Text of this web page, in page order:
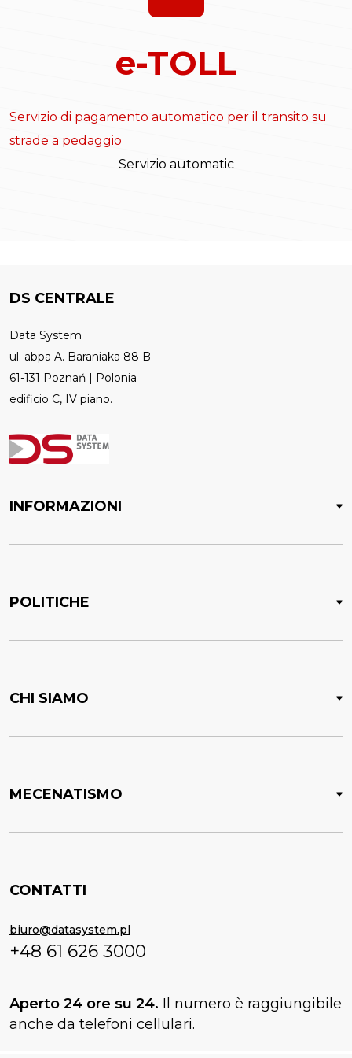
e-TOLL
Servizio di pagamento automatico per il transito su
strade a pedaggio
Servizio automatic
DS CENTRALE
Data System
ul. abpa A. Baraniaka 88 B
61-131 Poznań | Polonia
edificio C, IV piano.
INFORMAZIONI
POLITICHE
CHI SIAMO
MECENATISMO
CONTATTI
biuro@datasystem.pl
+48 61 626 3000
Aperto 24 ore su 24. Il numero è raggiungibile
anche da telefoni cellulari.